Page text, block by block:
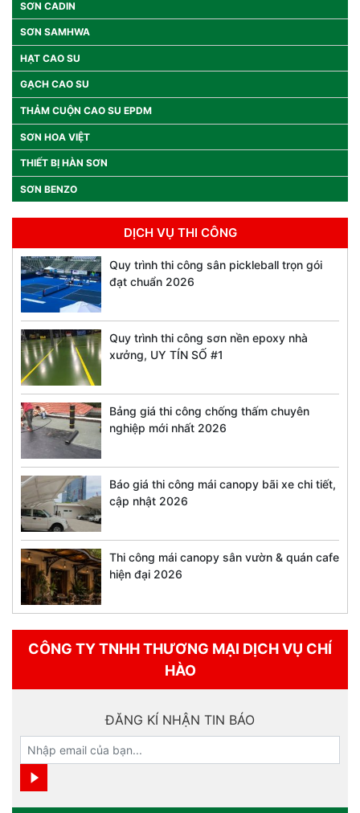
SƠN CADIN
SƠN SAMHWA
HẠT CAO SU
GẠCH CAO SU
THẢM CUỘN CAO SU EPDM
SƠN HOA VIỆT
THIẾT BỊ HÀN SƠN
SƠN BENZO
DỊCH VỤ THI CÔNG
Quy trình thi công sân pickleball trọn gói
đạt chuẩn 2026
Quy trình thi công sơn nền epoxy nhà
xưởng, UY TÍN SỐ #1
Bảng giá thi công chống thấm chuyên
nghiệp mới nhất 2026
Báo giá thi công mái canopy bãi xe chi tiết,
cập nhật 2026
Thi công mái canopy sân vườn & quán cafe
hiện đại 2026
CÔNG TY TNHH THƯƠNG MẠI DỊCH VỤ CHÍ
HÀO
ĐĂNG KÍ NHẬN TIN BÁO